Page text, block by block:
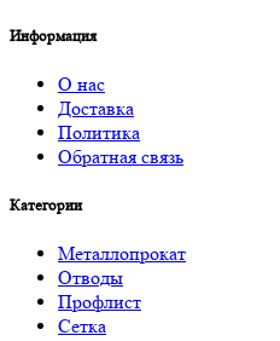
Информация
О нас
Доставка
Политика
Обратная связь
Категории
Металлопрокат
Отводы
Профлист
Сетка